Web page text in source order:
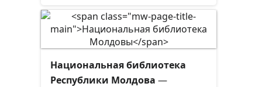
Национальная библиотека
Республики Молдова —